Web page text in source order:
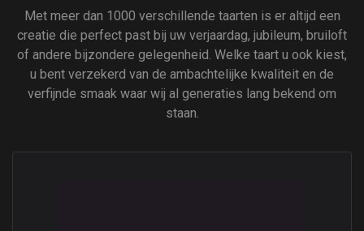
Met meer dan 1000 verschillende taarten is er altijd een
creatie die perfect past bij uw verjaardag, jubileum, bruiloft
of andere bijzondere gelegenheid. Welke taart u ook kiest,
u bent verzekerd van de ambachtelijke kwaliteit en de
verfijnde smaak waar wij al generaties lang bekend om
staan.